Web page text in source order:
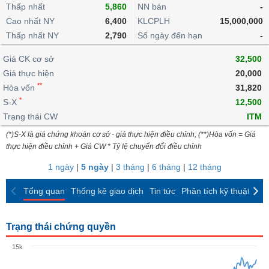
lỗ
dịch
nội
Niên
giám
Tài
liệu
cổ
Định
giá
ngoài
doanh
Top
cổ
phiếu
ngành
giao
dịch
dịch
Chứng
quyền
quan
Thống
giao
dịch
Thống
giao
dịch
Tin
tức
Phân
tích
kỹ
thuật
trực
tuyến
Bộ
lọc
cổ
So
sánh
Báo
cáo
Vĩ
mô
lai
Chứng
quyền
Trái
phiếu
IR
Awards
tạo
Dịch
vụ
Thấp nhất
5,860
Cao nhất NY
6,400
Thấp nhất NY
2,790
NN bán
-
KLCPLH
15,000,000
Số ngày đến hạn
-
Giá CK cơ sở
32,500
Giá thực hiện
20,000
Hòa vốn **
31,820
S-X *
12,500
Trạng thái CW
ITM
(*)S-X là giá chứng khoán cơ sở - giá thực hiện điều chỉnh; (**)Hòa vốn = Giá
thực hiện điều chỉnh + Giá CW * Tỷ lệ chuyển đổi điều chỉnh
1 ngày| 5 ngày| 3 tháng | 6 tháng | 12 tháng
Tổng quan Thống kê giao dịch Tin tức Phân tích kỹ thuật
Trạng thái chứng quyền
15k
BẤT
ĐỘNG
SẢN
TÀI
CHÍNH
HÀNG
KINH